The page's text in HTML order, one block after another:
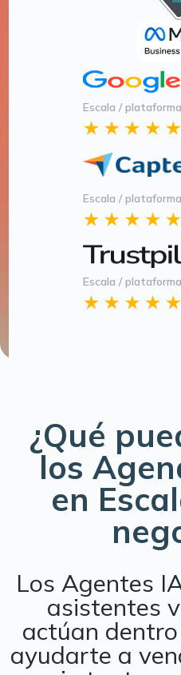
Escala /
Escala /
Escala /
¿Qué
los
en
Los Agentes
asistentes
actúan
ayudarte a